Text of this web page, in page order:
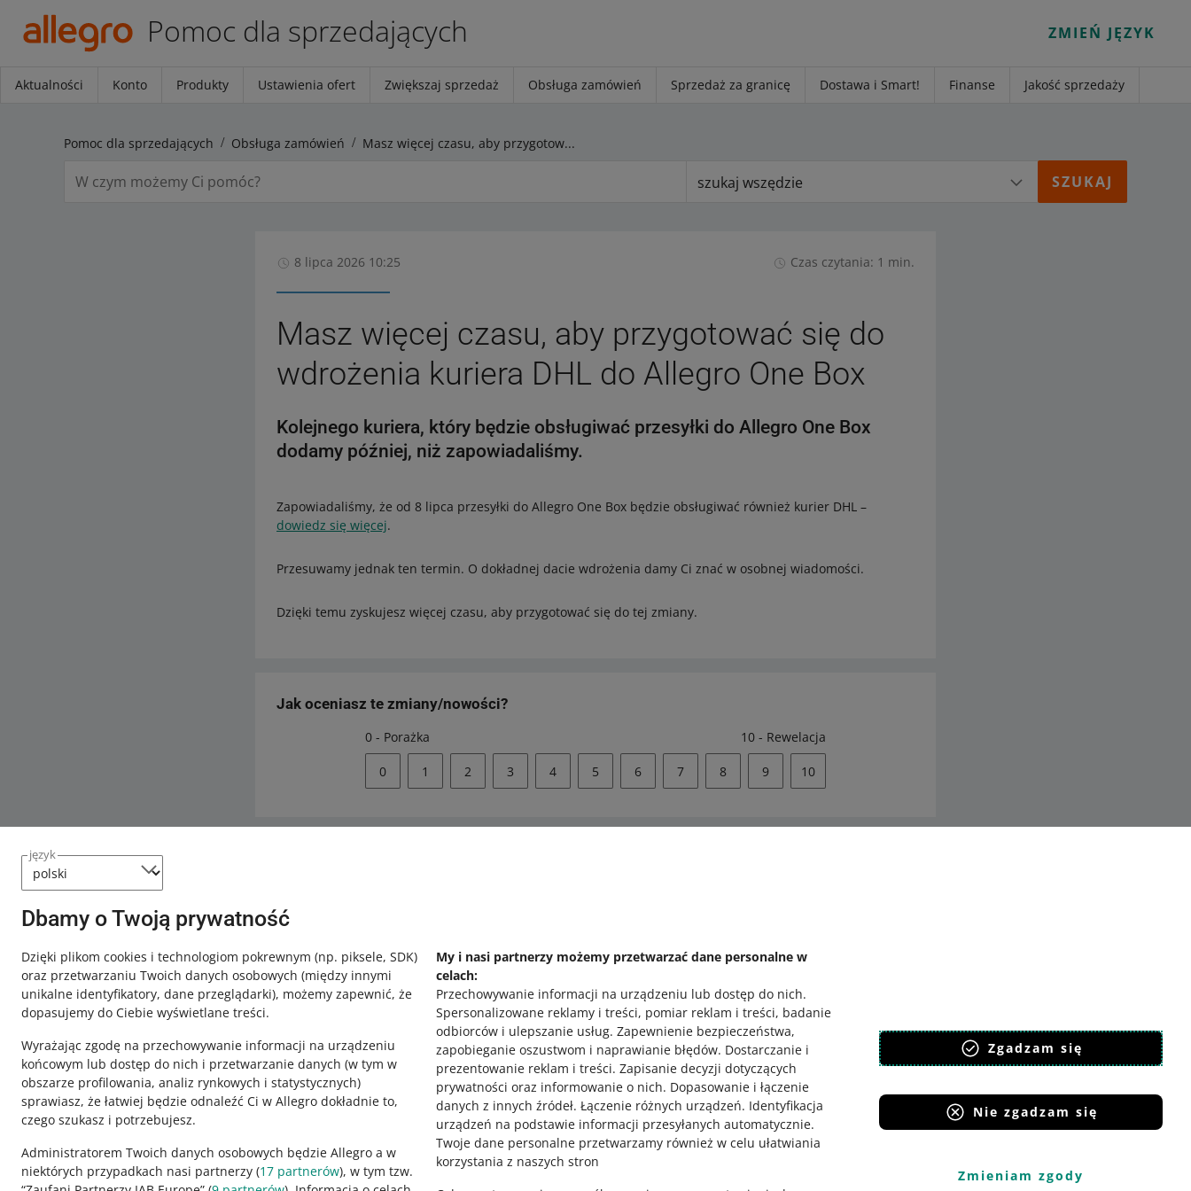
język
Dbamy o Twoją prywatność
Dzięki plikom cookies i technologiom pokrewnym (np. piksele, SDK)
oraz przetwarzaniu Twoich danych osobowych (między innymi
unikalne identyfikatory, dane przeglądarki), możemy zapewnić, że
dopasujemy do Ciebie wyświetlane treści.
Wyrażając zgodę na przechowywanie informacji na urządzeniu
końcowym lub dostęp do nich i przetwarzanie danych (w tym w
obszarze profilowania, analiz rynkowych i statystycznych)
sprawiasz, że łatwiej będzie odnaleźć Ci w Allegro dokładnie to,
czego szukasz i potrzebujesz.
Administratorem Twoich danych osobowych będzie Allegro a w
niektórych przypadkach nasi partnerzy (17 partnerów), w tym tzw.
My i nasi partnerzy możemy przetwarzać dane personalne w
celach:
Przechowywanie informacji na urządzeniu lub dostęp do nich.
Spersonalizowane reklamy i treści, pomiar reklam i treści, badanie
odbiorców i ulepszanie usług. Zapewnienie bezpieczeństwa,
zapobieganie oszustwom i naprawianie błędów. Dostarczanie i
prezentowanie reklam i treści. Zapisanie decyzji dotyczących
prywatności oraz informowanie o nich. Dopasowanie i łączenie
danych z innych źródeł. Łączenie różnych urządzeń. Identyfikacja
urządzeń na podstawie informacji przesyłanych automatycznie.
Twoje dane personalne przetwarzamy również w celu ułatwiania
korzystania z naszych stron
Zgadzam się
Nie zgadzam się
Zmieniam zgody
Pomoc dla sprzedających ZMIEŃ JĘZYK
Aktualności Konto Produkty Ustawienia ofert Zwiększaj sprzedaż Obsługa zamówień Sprzedaż za granicę Dostawa i Smart! Finanse Jakość sprzedaży
Pomoc dla sprzedających Obsługa zamówień Masz więcej czasu, aby przygotować się do wdrożenia kuriera DHL do Allegro One Box
szukaj wszędzie
8 lipca 2026 10:25 Czas czytania: 1 min.
Masz więcej czasu, aby przygotować się do
wdrożenia kuriera DHL do Allegro One Box
Kolejnego kuriera, który będzie obsługiwać przesyłki do Allegro One Box
dodamy później, niż zapowiadaliśmy.
Zapowiadaliśmy, że od 8 lipca przesyłki do Allegro One Box będzie obsługiwać również kurier DHL –
dowiedz się więcej.
Przesuwamy jednak ten termin. O dokładnej dacie wdrożenia damy Ci znać w osobnej wiadomości.
Dzięki temu zyskujesz więcej czasu, aby przygotować się do tej zmiany.
Jak oceniasz te zmiany/nowości?
0 - Porażka 10 - Rewelacja
0 1 2 3 4 5 6 7 8 9 10